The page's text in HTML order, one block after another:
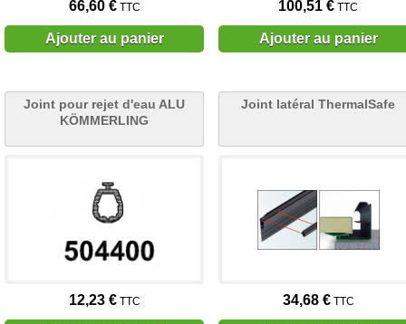
66,60 €TTC
Ajouter au panier
100,51 € TTC
Ajouter au panier
Joint pour rejet d'eau ALU
KÖMMERLING
12,23 €TTC
Joint latéral ThermalSafe
34,68 €TTC